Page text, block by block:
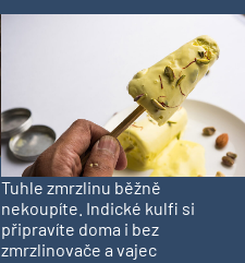
Tuhle zmrzlinu běžně
nekoupíte. Indické kulfi si
připravíte doma i bez
zmrzlinovače a vajec